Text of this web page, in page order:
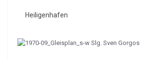
Heiligenhafen